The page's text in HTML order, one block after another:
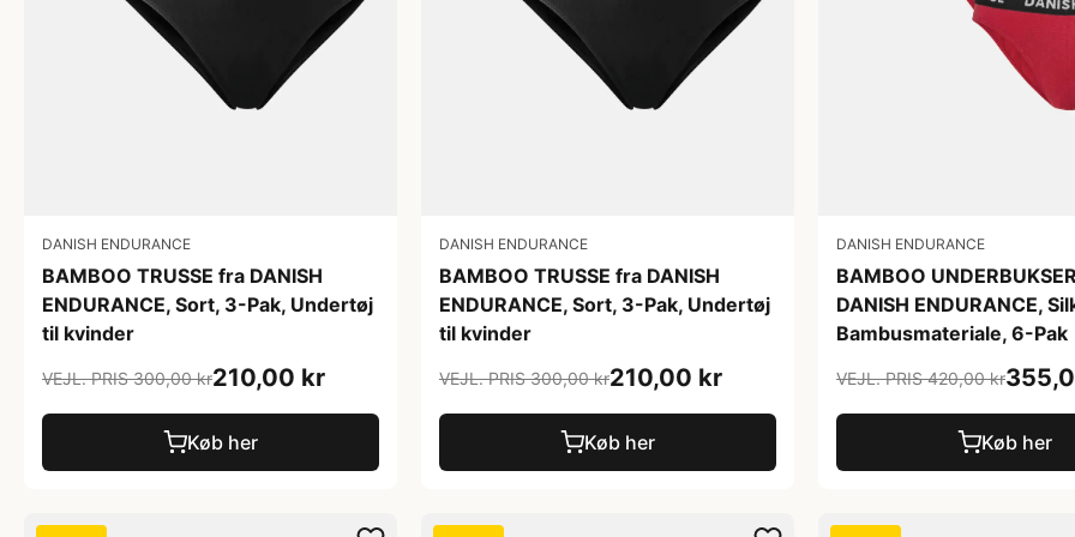
DANISH ENDURANCE
BAMBOO TRUSSE fra DANISH
ENDURANCE, Sort, 3-Pak, Undertøj
til kvinder
VEJL. PRIS 300,00 kr210,00 kr
Køb her
DANISH ENDURANCE
BAMBOO TRUSSE fra DANISH
ENDURANCE, Sort, 3-Pak, Undertøj
til kvinder
VEJL. PRIS 300,00 kr210,00 kr
Køb her
DANISH ENDURANCE
BAMBOO
DANISH ENDURANCE,
Bambusmateriale, 6-Pak
VEJL. PRIS 420,00 kr
Køb her